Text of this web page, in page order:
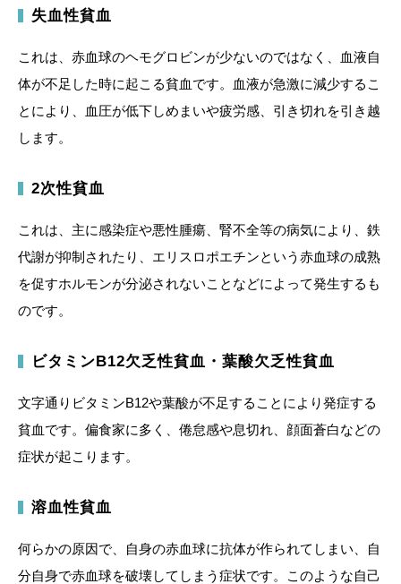
失血性貧血
これは、赤血球のヘモグロビンが少ないのではなく、血液自
体が不足した時に起こる貧血です。血液が急激に減少するこ
とにより、血圧が低下しめまいや疲労感、引き切れを引き越
します。
2次性貧血
これは、主に感染症や悪性腫瘍、腎不全等の病気により、鉄
代謝が抑制されたり、エリスロポエチンという赤血球の成熟
を促すホルモンが分泌されないことなどによって発生するも
のです。
ビタミンB12欠乏性貧血・葉酸欠乏性貧血
文字通りビタミンB12や葉酸が不足することにより発症する
貧血です。偏食家に多く、倦怠感や息切れ、顔面蒼白などの
症状が起こります。
溶血性貧血
何らかの原因で、自身の赤血球に抗体が作られてしまい、自
分自身で赤血球を破壊してしまう症状です。このような自己